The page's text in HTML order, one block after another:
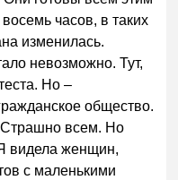
часов, в таких
изменилась.
невозможно. Тут,
Но –
общество.
всем. Но
видела женщин,
с маленькими